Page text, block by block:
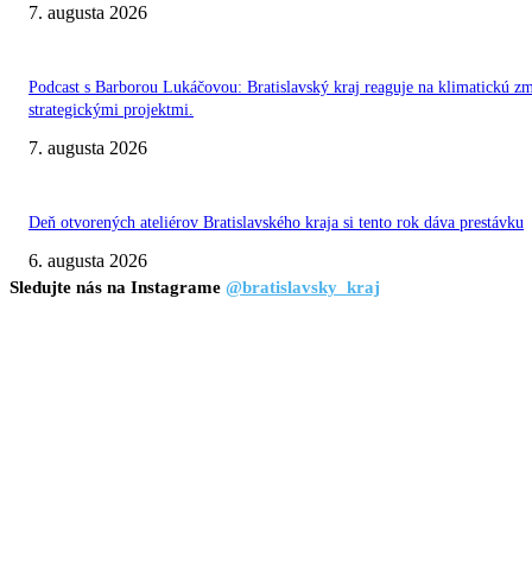
7. augusta 2026
Podcast s Barborou Lukáčovou: Bratislavský kraj reaguje na klimatickú
strategickými projektmi.
7. augusta 2026
Deň otvorených ateliérov Bratislavského kraja si tento rok dáva prestávku
6. augusta 2026
Sledujte nás na Instagrame @bratislavsky_kraj